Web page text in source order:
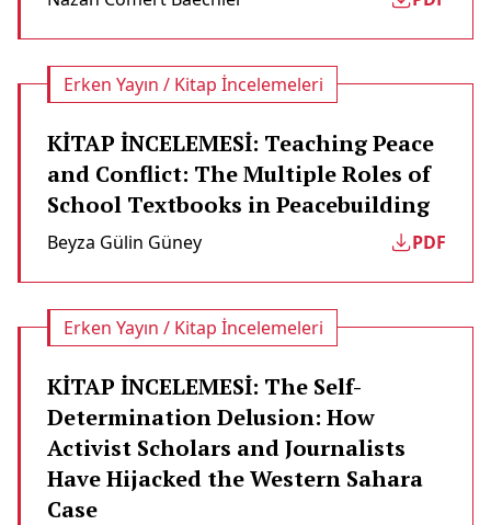
Erken Yayın / Kitap İncelemeleri
KİTAP İNCELEMESİ: Teaching Peace
and Conflict: The Multiple Roles of
School Textbooks in Peacebuilding
Beyza Gülin Güney PDF
Erken Yayın / Kitap İncelemeleri
KİTAP İNCELEMESİ: The Self-
Determination Delusion: How
Activist Scholars and Journalists
Have Hijacked the Western Sahara
Case